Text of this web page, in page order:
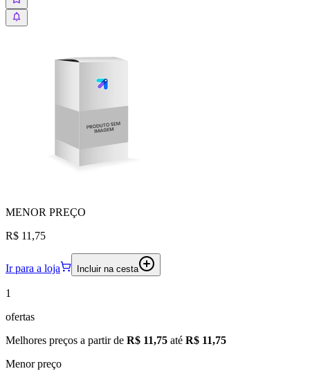
MENOR PREÇO
R$ 11,75
Ir para a loja Incluir na cesta
1
ofertas
Melhores preços a partir de R$ 11,75 até R$ 11,75
Menor preço